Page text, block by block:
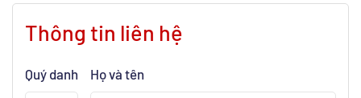
Thông tin liên hệ
Quý danh Họ và tên